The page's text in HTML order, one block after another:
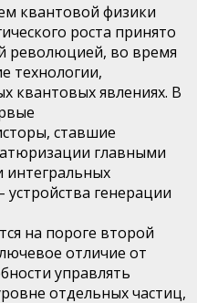
квантовой физики
роста принято
революцией, во время
технологии,
квантовых явлениях. В
ставшие
главными
генерации
на пороге второй
отличие от
управлять
отдельных частиц,